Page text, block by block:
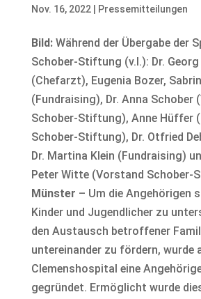
Nov. 16, 2022| Pressemitteilungen
Bild:Während der Übergabe der
Schober-Stiftung (v.l.): Dr.
(Chefarzt), Eugenia Bozer,
(Fundraising), Dr. Anna Schober
Schober-Stiftung), Anne Hüffer
Schober-Stiftung), Dr. Otfried
Dr. Martina Klein (Fundraising)
Peter Witte (Vorstand Schober-
Münster – Um die Angehörigen
Kinder und Jugendlicher zu
den Austausch betroffener
untereinander zu fördern, wurde
Clemenshospital eine
gegründet. Ermöglicht wurde